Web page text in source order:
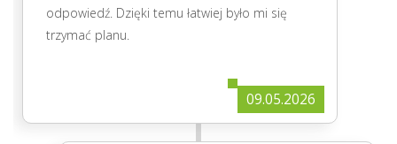
odpowiedź. Dzięki temu łatwiej było mi się
trzymać planu.
09.05.2026